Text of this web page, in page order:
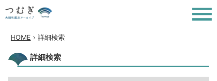
HOME › 詳細検索
詳細検索